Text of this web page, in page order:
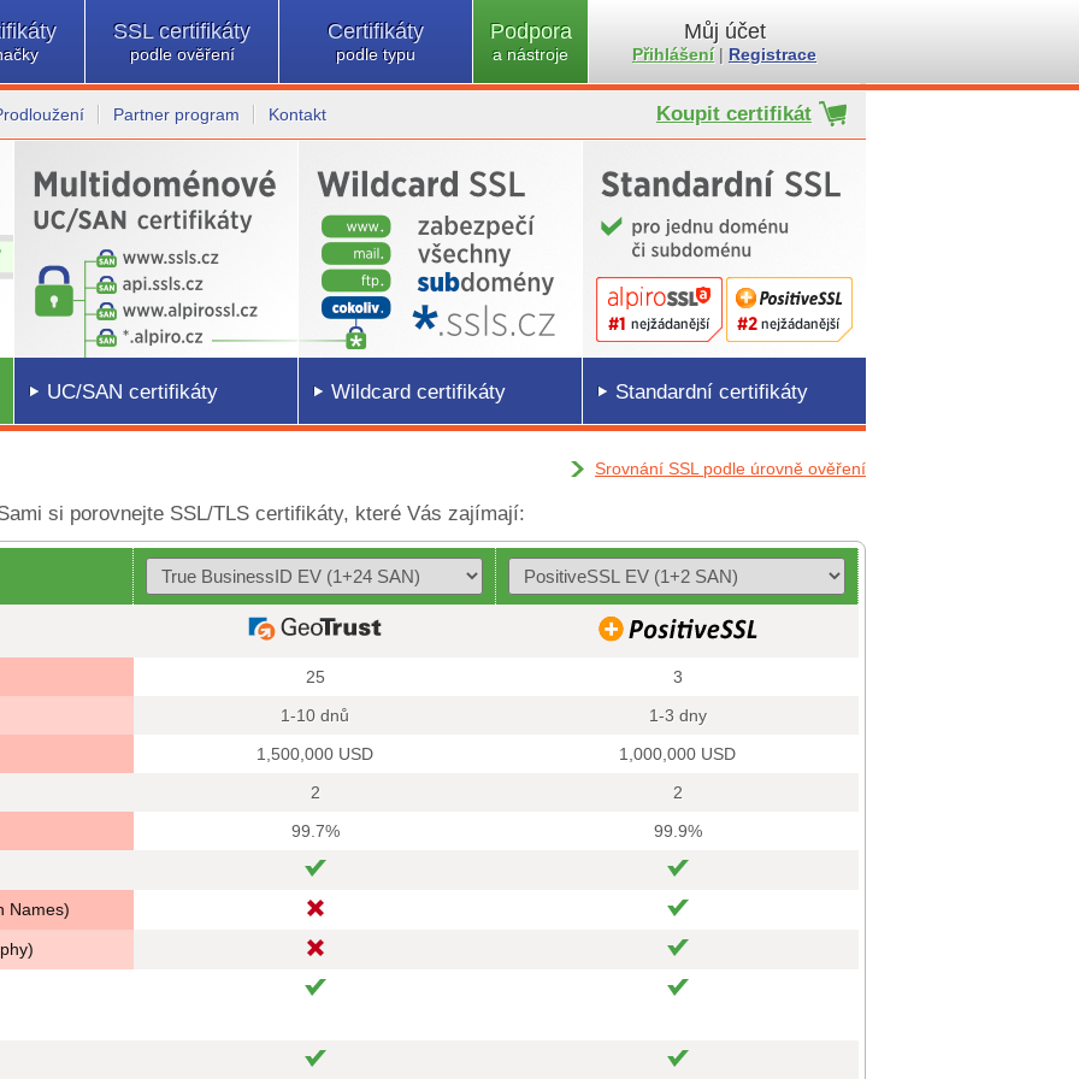
SSL certifikáty
podle ověření
Certifikáty
podle typu
Podpora
a nástroje
Můj účet
Přihlášení| Registrace
Partner program Kontakt Koupit certifikát
UC/SAN certifikáty Wildcard certifikáty Standardní certifikáty
Srovnání SSL podle úrovně ověření
si porovnejte SSL/TLS certifikáty, které Vás zajímají:
25
3
1-10 dnů
1-3 dny
1,500,000 USD
1,000,000 USD
2
2
99.7%
99.9%
Names)